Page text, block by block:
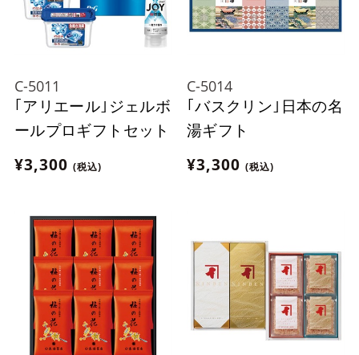
C-5011
｢アリエール｣ジェルボ
ールプロギフトセット
¥3,300 (税込)
C-5014
｢バスクリン｣日本の名
湯ギフト
¥3,300 (税込)